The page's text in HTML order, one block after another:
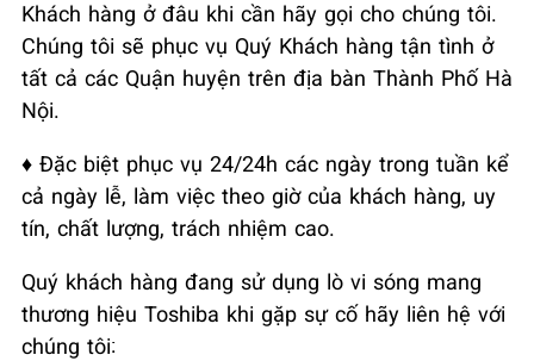
Khách hàng ở đâu khi cần hãy gọi cho chúng tôi.
Chúng tôi sẽ phục vụ Quý Khách hàng tận tình ở
tất cả các Quận huyện trên địa bàn Thành Phố Hà
Nội.
♦ Đặc biệt phục vụ 24/24h các ngày trong tuần kể
cả ngày lễ, làm việc theo giờ của khách hàng, uy
tín, chất lượng, trách nhiệm cao.
Quý khách hàng đang sử dụng lò vi sóng mang
thương hiệu Toshiba khi gặp sự cố hãy liên hệ với
chúng tôi: